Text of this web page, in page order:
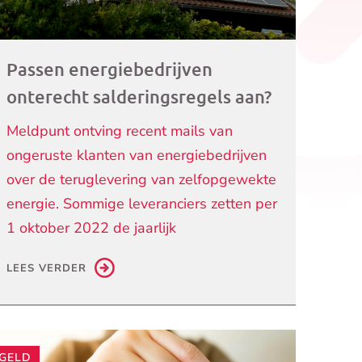
Passen energiebedrijven
onterecht salderingsregels aan?
Meldpunt ontving recent mails van
ongeruste klanten van energiebedrijven
over de teruglevering van zelfopgewekte
energie. Sommige leveranciers zetten per
1 oktober 2022 de jaarlijk
LEES VERDER